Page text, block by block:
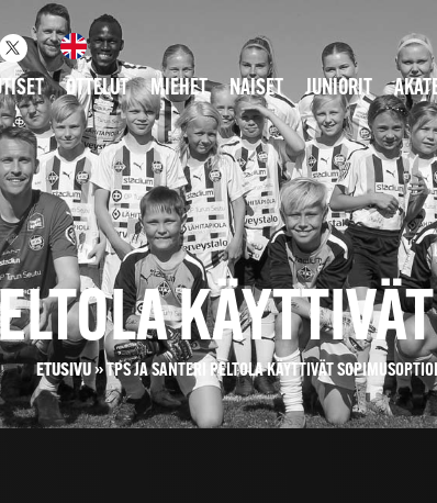
OTTELUT MIEHET NAISET JUNIORIT
ETUSIVU»TPS JA SANTERI PELTOLA KÄYTTIVÄT